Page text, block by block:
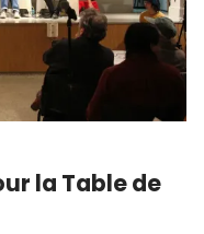
la Table de